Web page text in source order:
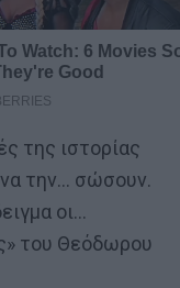
της ιστορίας
την… σώσουν.
οι…
του Θεόδωρου